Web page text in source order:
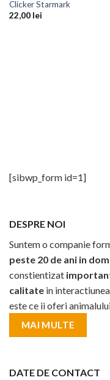
Clicker Starmark
22,00 lei
[sibwp_form id=1]
DESPRE NOI
Suntem o companie
peste 20 de ani in
constientizat
calitate in
este ce ii oferi
MAI MULTE
DATE DE CONTACT